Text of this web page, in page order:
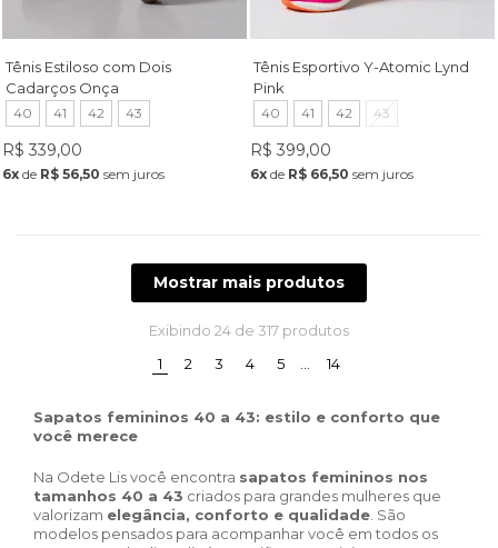
Tênis Estiloso com Dois
Cadarços Onça
40 41 42 43
R$ 339,00
6xde R$ 56,50 sem juros
Tênis Esportivo Y-Atomic Lynd
Pink
40 41 42 43
R$ 399,00
6x de R$ 66,50 sem juros
Mostrar mais produtos
Exibindo 24 de 317 produtos
1 (current)
2 3 4 5 14
Sapatos femininos 40 a 43: estilo e conforto que
você merece
Na Odete Lis você encontra sapatos femininos nos
tamanhos 40 a 43 criados para grandes mulheres que
valorizam elegância, conforto e qualidade . São
modelos pensados para acompanhar você em todos os